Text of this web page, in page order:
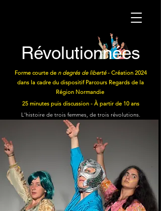
Révolutionnées
Forme courte de n degrés de liberté- Création 2024
dans la cadre du dispositif Parcours Regards de la
Région Normandie
25 minutes puis discussion- À partir de 10 ans
L'histoire de trois femmes, de trois révolutions.